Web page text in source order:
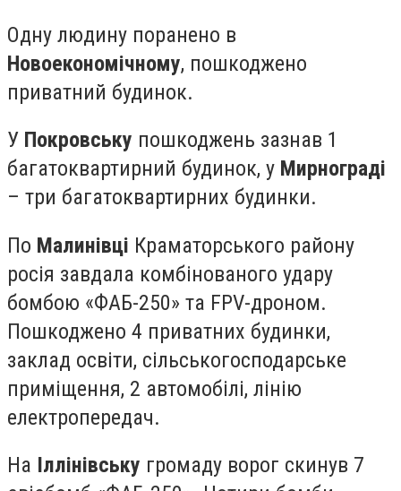
Одну людину поранено в
Новоекономічному, пошкоджено
приватний будинок.
У Покровську пошкоджень зазнав 1
багатоквартирний будинок, у Мирнограді
– три багатоквартирних будинки.
По Малинівці Краматорського району
росія завдала комбінованого удару
бомбою «ФАБ-250» та FPV-дроном.
Пошкоджено 4 приватних будинки,
заклад освіти, сільськогосподарське
приміщення, 2 автомобілі, лінію
електропередач.
На Іллінівську громаду ворог скинув 7